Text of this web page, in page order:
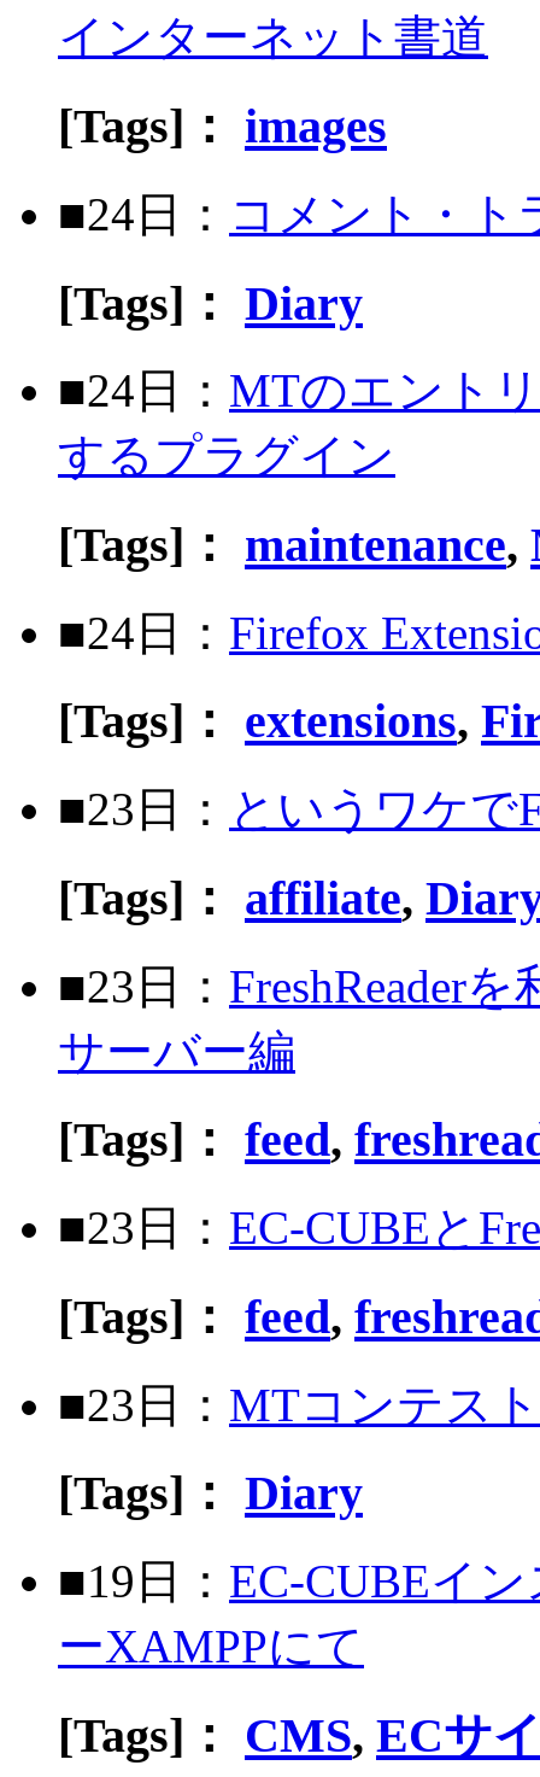
インターネット書道
[Tags]： images
■24日： コメント・ト
[Tags]： Diary
■24日： MTのエント
するプラグイン
[Tags]： maintenance,
■24日： Firefox
[Tags]： extensions,
■23日： というワケで
[Tags]： affiliate, Diary
■23日： FreshReader
サーバー編
[Tags]： feed,
■23日： EC-CUBEと
[Tags]： feed,
■23日： MTコンテス
[Tags]： Diary
■19日： EC-CUBEイ
ーXAMPPにて
[Tags]： CMS, ECサ